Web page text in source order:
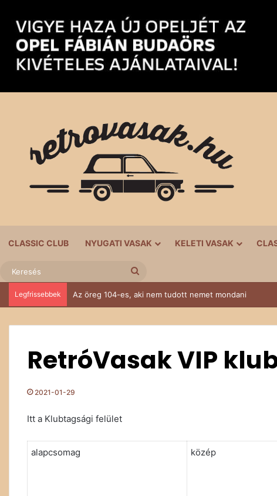
CLASSIC CLUB NYUGATI VASAK KELETI VASAK
Legfrissebbek Az öreg 104-es, aki nem tudott nemet mondani
RetróVasak VIP
2021-01-29
Itt a Klubtagsági felület
alapcsomag közép